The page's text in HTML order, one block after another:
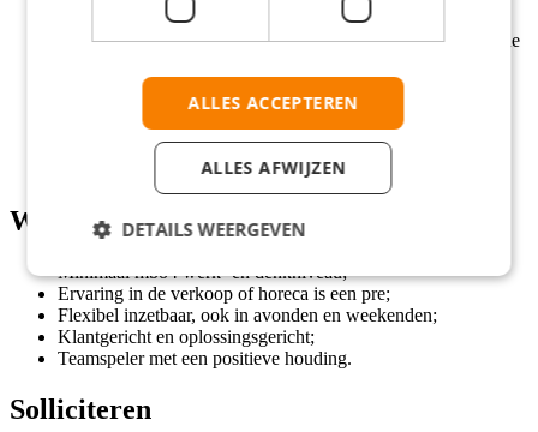
Een basissalaris van € 15.66 (vanaf 20 jaar). Let op: dit is
inclusief eindejaarsuitkering van 5,58% bovenop het normale
Reiskostenvergoeding of volledige ov-dekking;
50% uurtoeslag voor werken op zondag;
Flexibele werktijden voor een goede balans;
Positieve en collegiale werksfeer;
Groeikansen binnen een betrouwbare organisatie.
Wat wij vragen
Minimaal mbo4 werk- en denkniveau;
Ervaring in de verkoop of horeca is een pre;
Flexibel inzetbaar, ook in avonden en weekenden;
Klantgericht en oplossingsgericht;
Teamspeler met een positieve houding.
Solliciteren
ALLES ACCEPTEREN
ALLES AFWIJZEN
DETAILS WEERGEVEN